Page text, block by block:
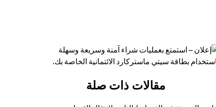
مقالات ذات صلة